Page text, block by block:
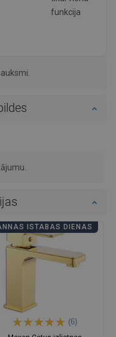
funkcija
ISTABAS DIENAS
(6)